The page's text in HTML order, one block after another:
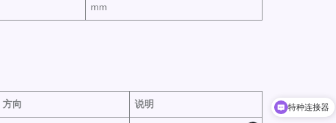
mm
方向 说明 特种连接器